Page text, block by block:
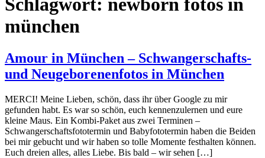
Schlagwort: newborn fotos in
münchen
Amour in München – Schwangerschafts-
und Neugeborenenfotos in München
MERCI! Meine Lieben, schön, dass ihr über Google zu mir
gefunden habt. Es war so schön, euch kennenzulernen und eure
kleine Maus. Ein Kombi-Paket aus zwei Terminen –
Schwangerschaftsfototermin und Babyfototermin haben die Beiden
bei mir gebucht und wir haben so tolle Momente festhalten können.
Euch dreien alles, alles Liebe. Bis bald – wir sehen […]